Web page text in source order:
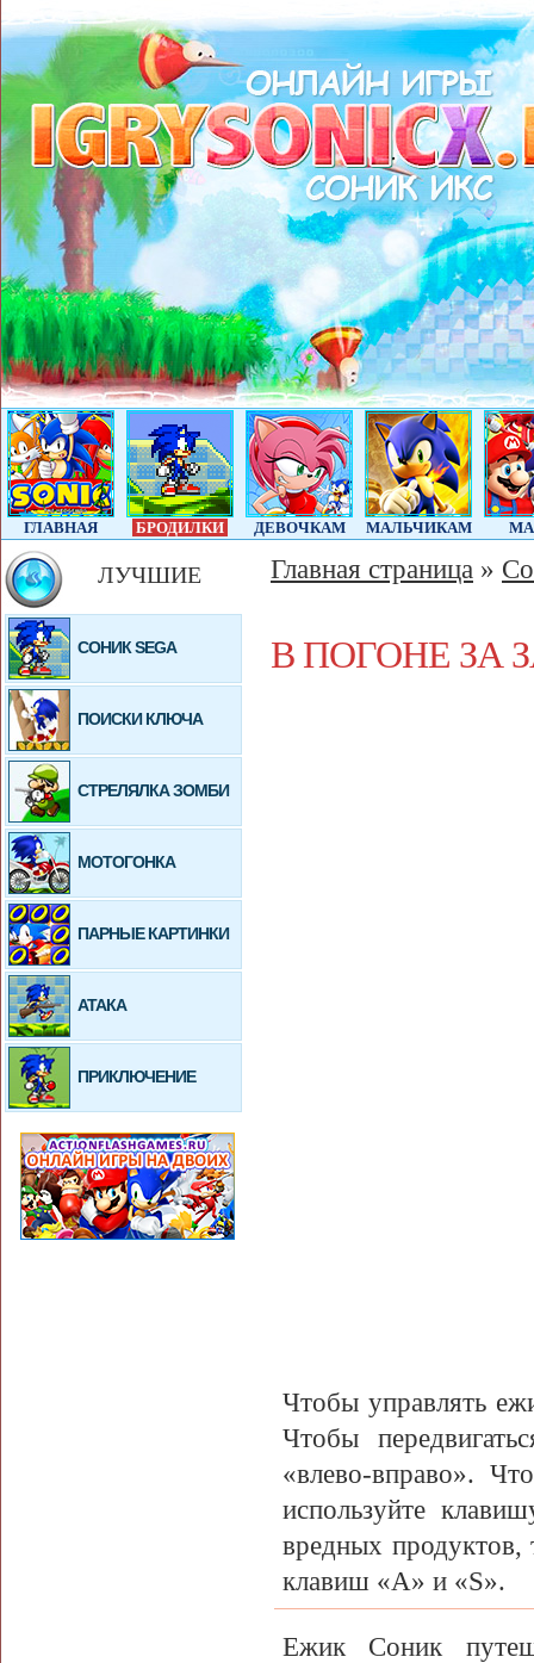
ГЛАВНАЯ БРОДИЛКИ ДЕВОЧКАМ МАЛЬЧИКАМ
ЛУЧШИЕ
СОНИК SEGA
ПОИСКИ КЛЮЧА
СТРЕЛЯЛКА ЗОМБИ
МОТОГОНКА
ПАРНЫЕ КАРТИНКИ
АТАКА
ПРИКЛЮЧЕНИЕ
Главная страница »
В ПОГОНЕ ЗА
Чтобы управлять
Чтобы
«влево-вправо».
используйте
вредных
клавиш «А» и «S».
Ежик Соник